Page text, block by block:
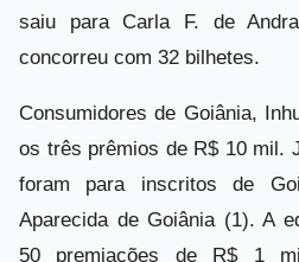
saiu para Carla F. de
concorreu com 32 bilhetes.
Consumidores de Goiânia,
os três prêmios de R$ 10 mil.
foram para inscritos de
Aparecida de Goiânia (1). A
50 premiações de R$ 1